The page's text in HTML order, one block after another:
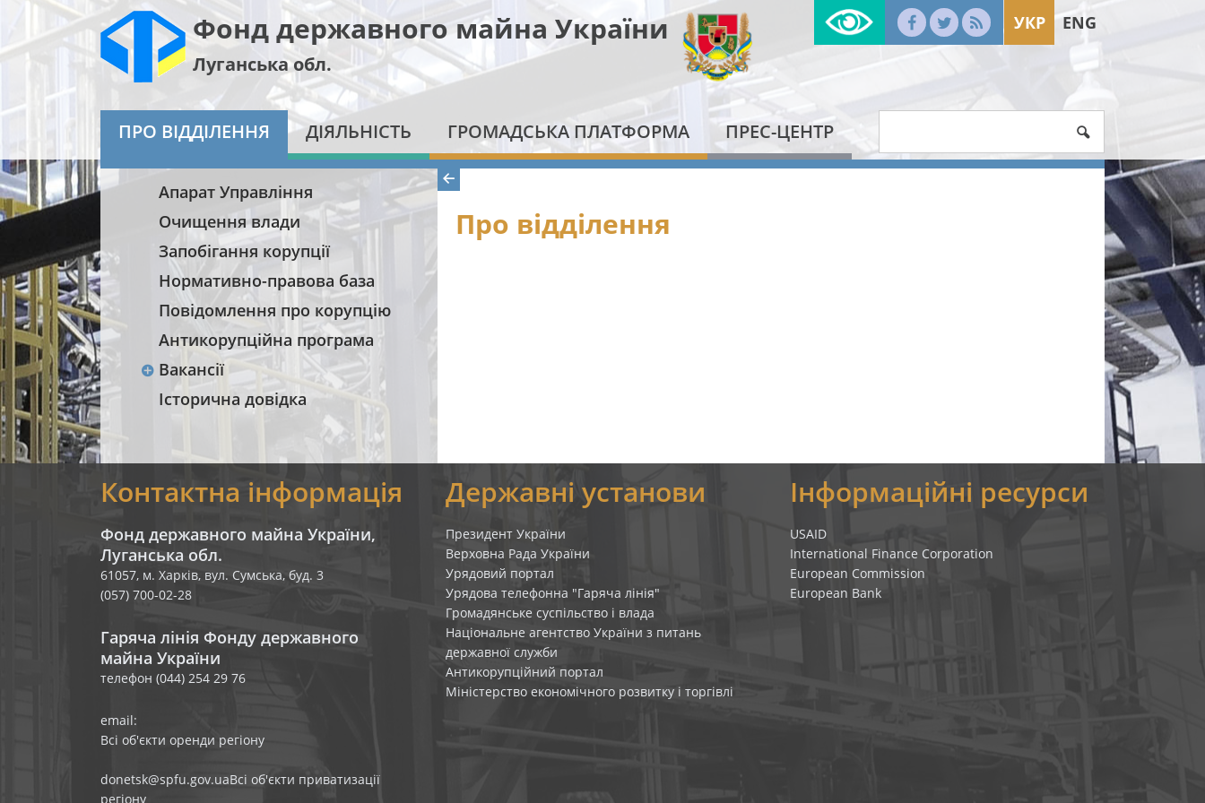
Фонд державного майна України
Луганська обл.
УКР ENG
ПРО ВІДДІЛЕННЯ ДІЯЛЬНІСТЬ ГРОМАДСЬКА ПЛАТФОРМА ПРЕС-ЦЕНТР
Апарат Управління
Очищення влади
Запобігання корупції
Нормативно-правова база
Повідомлення про корупцію
Антикорупційна програма
Вакансії
Історична довідка
Про відділення
Контактна інформація
Фонд державного майна України,
Луганська обл.
61057, м. Харків, вул. Сумська, буд. 3
(057) 700-02-28
Гаряча лінія Фонду державного
майна України
телефон (044) 254 29 76
email:
Всі об'єкти оренди регіону
donetsk@spfu.gov.uaВсі об'єкти приватизації
регіону
Державні установи
Президент України
Верховна Рада України
Урядовий портал
Урядова телефонна "Гаряча лінія"
Громадянське суспільство і влада
Національне агентство України з питань
державної служби
Антикорупційний портал
Міністерство економічного розвитку і торгівлі
Інформаційні ресурси
USAID
International Finance Corporation
European Commission
European Bank